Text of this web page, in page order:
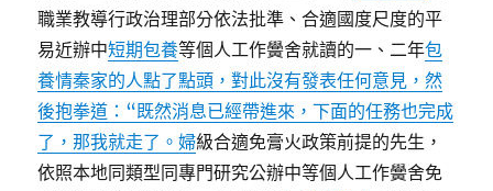
職業教導行政治理部分依法批準、合適國度尺度的平
易近辦中短期包養等個人工作黌舍就讀的一、二年包
養情秦家的人點了點頭，對此沒有發表任何意見，然
後抱拳道：“既然消息已經帶進來，下面的任務也完成
了，那我就走了。婦級合適免膏火政策前提的先生，
依照本地同類型同專門研究公辦中等個人工作黌舍免